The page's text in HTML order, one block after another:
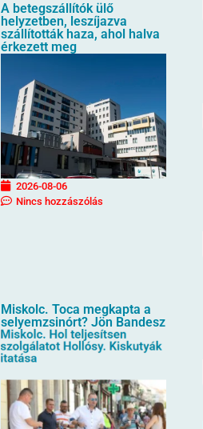
A betegszállítók ülő
helyzetben, leszíjazva
szállították haza, ahol halva
érkezett meg
2026-08-06
Nincs hozzászólás
Miskolc. Toca megkapta a
selyemzsinórt? Jön Bandesz